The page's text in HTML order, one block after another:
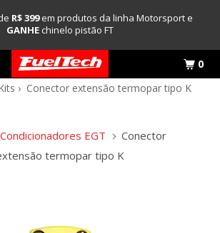
R$ 399em produtos da linha Motorsport e
GANHE chinelo pistão FT
› Conector extensão termopar tipo K
Condicionadores EGT
Conector
termopar tipo K
0